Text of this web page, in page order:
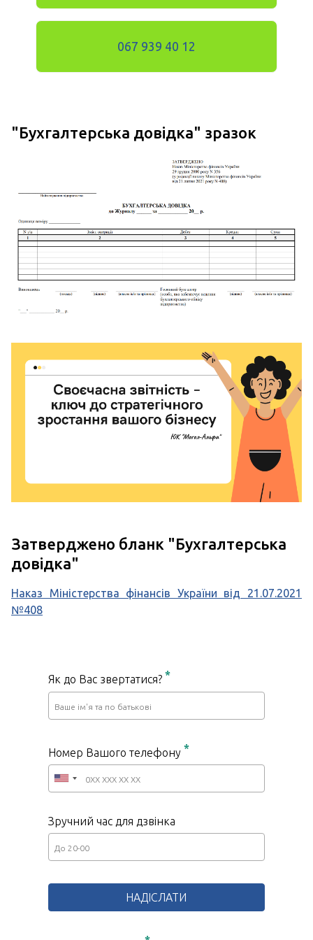
067 939 40 12
"Бухгалтерська довідка" зразок
Затверджено бланк "Бухгалтерська
довідка"
Наказ Міністерства фінансів України від 21.07.2021
№408
Як до Вас звертатися? *
Номер Вашого телефону *
Зручний час для дзвінка